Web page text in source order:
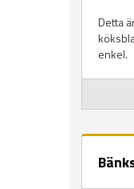
Detta
enkel.